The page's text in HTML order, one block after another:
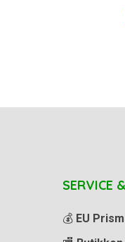
SERVICE
💰 EU